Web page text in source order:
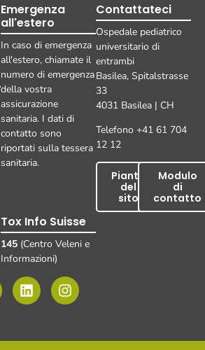
Emergenza
all'estero
In caso di emergenza
all'estero, chiamate il
numero di emergenza
della vostra
assicurazione
sanitaria. I dati di
contatto sono
riportati sulla tessera
sanitaria.
Tox Info Suisse
145 (Centro Veleni e
Informazioni)
Contattateci
Ospedale pediatrico
universitario di
entrambi
Basilea, Spitalstrasse
33
4031 Basilea | CH
Telefono +41 61 704
12 12
Pianta
del
sito
Modulo
di
contatto